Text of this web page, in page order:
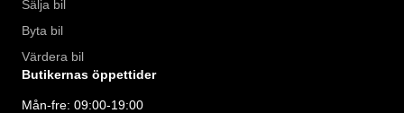
Sälja bil
Byta bil
Värdera bil
Butikernas öppettider
Mån-fre: 09:00-19:00